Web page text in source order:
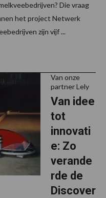
Die vraag
het project Netwerk
zijn vijf ...
Van onze
partner Lely
Van idee
tot
innovati
e: Zo
verande
rde de
Discover